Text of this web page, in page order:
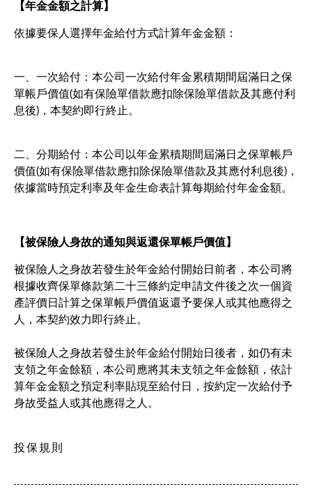
【年金金額之計算】
依據要保人選擇年金給付方式計算年金金額：
一、一次給付：本公司一次給付年金累積期間屆滿日之保
單帳戶價值(如有保險單借款應扣除保險單借款及其應付利
息後)，本契約即行終止。
二、分期給付：本公司以年金累積期間屆滿日之保單帳戶
價值(如有保險單借款應扣除保險單借款及其應付利息後)，
依據當時預定利率及年金生命表計算每期給付年金金額。
【被保險人身故的通知與返還保單帳戶價值】
被保險人之身故若發生於年金給付開始日前者，本公司將
根據收齊保單條款第二十三條約定申請文件後之次一個資
產評價日計算之保單帳戶價值返還予要保人或其他應得之
人，本契約效力即行終止。
被保險人之身故若發生於年金給付開始日後者，如仍有未
支領之年金餘額，本公司應將其未支領之年金餘額，依計
算年金金額之預定利率貼現至給付日，按約定一次給付予
身故受益人或其他應得之人。
投保規則